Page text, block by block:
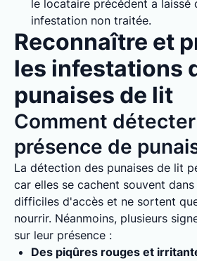
le locataire précédent a laissé
infestation non traitée.
Reconnaître et
les infestations
punaises de lit
Comment
présence de
La détection des punaises de lit
car elles se cachent souvent
difficiles d'accès et ne sortent
nourrir. Néanmoins, plusieurs
sur leur présence :
Des piqûres rouges et